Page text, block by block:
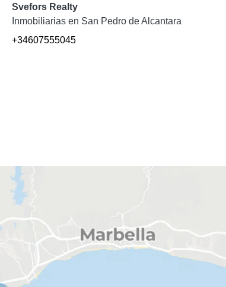
Svefors Realty
Inmobiliarias en San Pedro de Alcantara
+34607555045